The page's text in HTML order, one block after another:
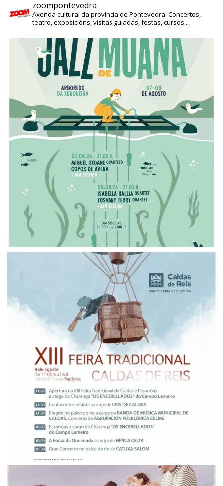
zoompontevedra
Axenda cultural da provincia de Pontevedra. Concertos,
teatro, exposicións, visitas guiadas, festas, cursos...